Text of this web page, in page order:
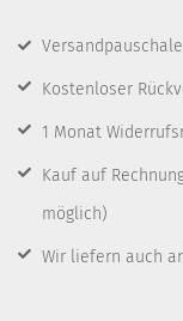
Versandpauschale
Kostenloser
1 Monat
Kauf auf
möglich)
Wir liefern auch